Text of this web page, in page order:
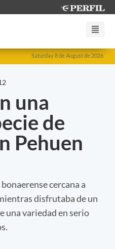
Saturday 8 de August de 2026
una
de
Pehuen
cercana a
disfrutaba de un
una variedad en serio